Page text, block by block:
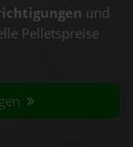
und
Pelletspreise